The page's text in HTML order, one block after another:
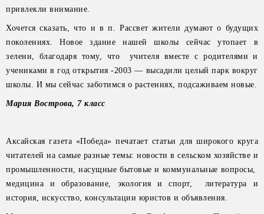
привлекли внимание.
Хочется сказать, что и в п. Рассвет жители думают о будущих
поколениях. Новое здание нашей школы сейчас утопает в
зелени, благодаря тому, что учителя вместе с родителями и
учениками в год открытия -2003 — высадили целый парк вокруг
школы. И мы сейчас заботимся о растениях, подсаживаем новые.
Мария Вострова, 7 класс
Аксайская газета «Победа» печатает статьи для широкого круга
читателей на самые разные темы: новости в сельском хозяйстве и
промышленности, насущные бытовые и коммунальные вопросы,
медицина и образование, экология и спорт, литература и
история, искусство, консультации юристов и объявления.